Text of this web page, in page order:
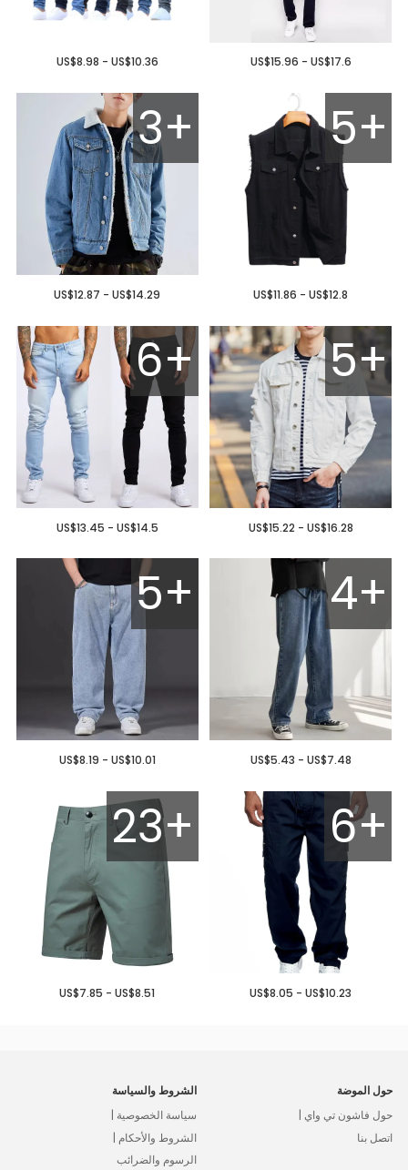
US$15.96 - US$17.6
US$8.98 - US$10.36
5+
US$11.86 - US$12.8
3+
US$12.87 - US$14.29
5+
US$15.22 - US$16.28
6+
US$13.45 - US$14.5
4+
US$5.43 - US$7.48
5+
US$8.19 - US$10.01
6+
US$8.05 - US$10.23
23+
US$7.85 - US$8.51
حول الموضة
حول فاشون تي واي |
اتصل بنا
الشروط والسياسة
سياسة الخصوصية |
الشروط والأحكام |
الرسوم والضرائب